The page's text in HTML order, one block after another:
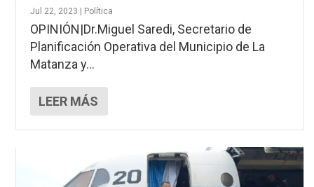
Jul 22, 2023 | Política
OPINIÓN|Dr.Miguel Saredi, Secretario de
Planificación Operativa del Municipio de La
Matanza y...
LEER MÁS